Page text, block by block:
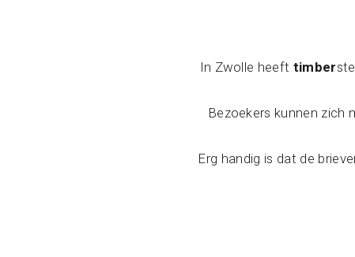
In Zwolle heeft timber
Bezoekers kunnen zich
Erg handig is dat de